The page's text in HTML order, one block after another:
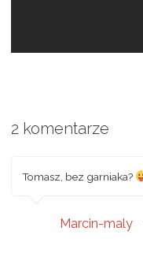
2 komentarze
Tomasz, bez garniaka?
Marcin-maly